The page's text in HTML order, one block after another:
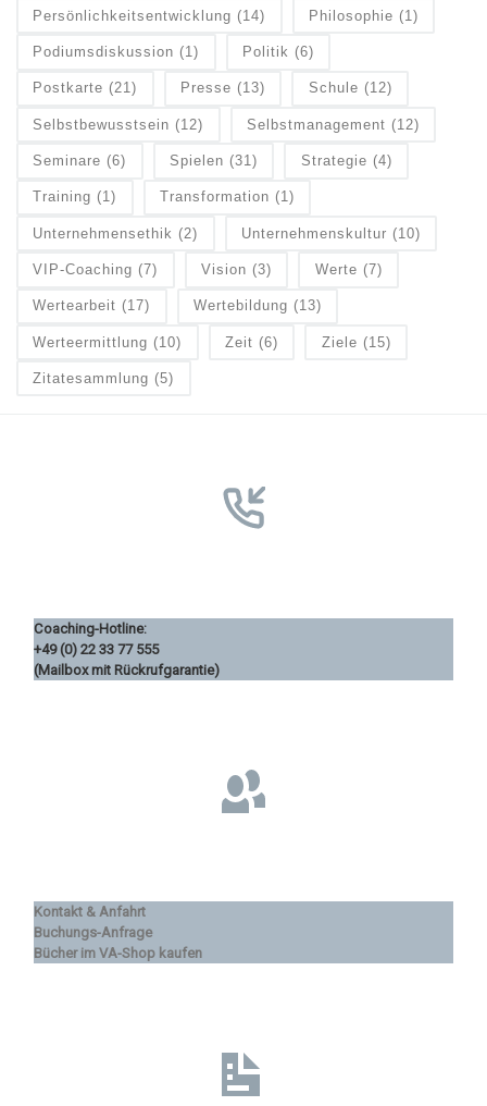
Persönlichkeitsentwicklung (14) Philosophie (1)
Podiumsdiskussion (1) Politik (6)
Postkarte (21) Presse (13) Schule (12)
Selbstbewusstsein (12) Selbstmanagement (12)
Seminare (6) Spielen (31) Strategie (4)
Training (1) Transformation (1)
Unternehmensethik (2) Unternehmenskultur (10)
VIP-Coaching (7) Vision (3) Werte (7)
Wertearbeit (17) Wertebildung (13)
Werteermittlung (10) Zeit (6) Ziele (15)
Zitatesammlung (5)
Coaching-Hotline:
+49 (0) 22 33 77 555
(Mailbox mit Rückrufgarantie)
Kontakt & Anfahrt
Buchungs-Anfrage
Bücher im VA-Shop kaufen